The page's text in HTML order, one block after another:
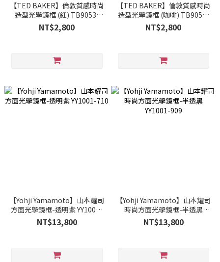
【TED BAKER】倫敦質感時尚
造型光學鏡框 (紅) TB9053-
765
NT$2,800
【TED BAKER】倫敦質感時尚
造型光學鏡框 (咖啡) TB9053-
004
NT$2,800
【Yohji Yamamoto】山本耀司
方面光學鏡框-透明紫 YY1001-
710
NT$13,800
【Yohji Yamamoto】山本耀司
時尚方面光學鏡框-半透黑
YY1001-909
NT$13,800